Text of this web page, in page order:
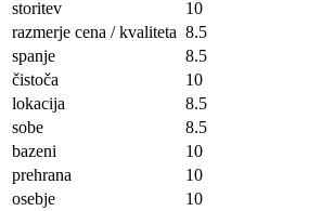
storitev
10
razmerje cena / kvaliteta 8.5
spanje
8.5
čistoča
10
lokacija
8.5
sobe
8.5
bazeni
10
prehrana
10
osebje
10